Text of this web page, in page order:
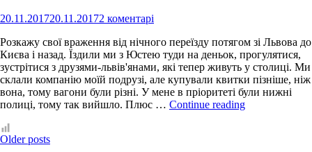
20.11.201720.11.20172 коментарі
Розкажу свої враження від нічного переїзду потягом зі Львова до
Києва і назад. Їздили ми з Юстею туди на деньок, прогулятися,
зустрітися з друзями-львів'янами, які тепер живуть у столиці. Ми
склали компанію моїй подрузі, але купували квитки пізніше, ніж
вона, тому вагони були різні. У мене в пріоритеті були нижні
полиці, тому так вийшло. Плюс … Continue readingЮстя
Posts
Older posts